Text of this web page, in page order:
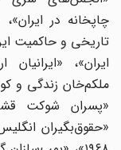
چاپخانه در
تاریخی و حاکمیت
ایران»، «ایرانیان
ملکم‌خان زندگی و
«پسران شوکت